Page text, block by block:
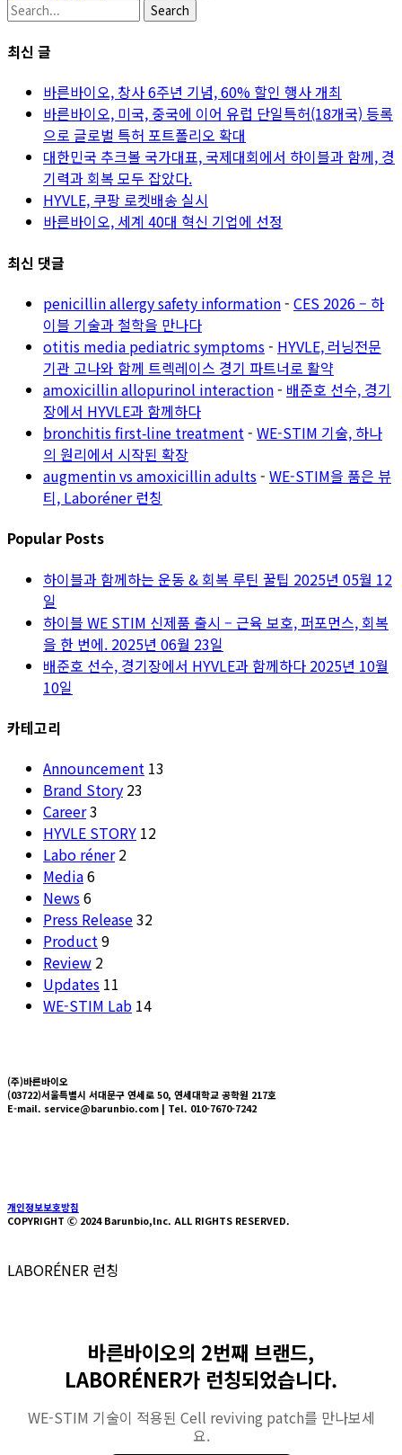
Search
최신 글
바른바이오, 창사 6주년 기념, 60% 할인 행사 개최
바른바이오, 미국, 중국에 이어 유럽 단일특허(18개국) 등록
으로 글로벌 특허 포트폴리오 확대
대한민국 추크볼 국가대표, 국제대회에서 하이블과 함께, 경
기력과 회복 모두 잡았다.
HYVLE, 쿠팡 로켓배송 실시
바른바이오, 세계 40대 혁신 기업에 선정
최신 댓글
penicillin allergy safety information- CES 2026 – 하
이블 기술과 철학을 만나다
otitis media pediatric symptoms- HYVLE, 러닝전문
기관 고나와 함께 트렉레이스 경기 파트너로 활약
amoxicillin allopurinol interaction- 배준호 선수, 경기
장에서 HYVLE과 함께하다
bronchitis first‑line treatment- WE-STIM 기술, 하나
의 원리에서 시작된 확장
augmentin vs amoxicillin adults- WE-STIM을 품은 뷰
티, Laboréner 런칭
Popular Posts
하이블과 함께하는 운동 & 회복 루틴 꿀팁 2025년 05월 12
일
하이블 WE STIM 신제품 출시 – 근육 보호, 퍼포먼스, 회복
을 한 번에. 2025년 06월 23일
배준호 선수, 경기장에서 HYVLE과 함께하다 2025년 10월
10일
카테고리
Announcement 13
Brand Story 23
Career3
HYVLE STORY 12
Labo réner 2
Media6
News6
Press Release32
Product9
Review 2
Updates 11
WE-STIM Lab 14
(주)바른바이오
(03722)서울특별시 서대문구 연세로 50, 연세대학교 공학원 217호
E-mail. service@barunbio.com | Tel. 010-7670-7242
개인정보보호방침
COPYRIGHT Ⓒ 2024 Barunbio,lnc. ALL RIGHTS RESERVED.
LABORÉNER 런칭
바른바이오의 2번째 브랜드,
LABORÉNER가 런칭되었습니다.
WE-STIM 기술이 적용된 Cell reviving patch를 만나보세
요.